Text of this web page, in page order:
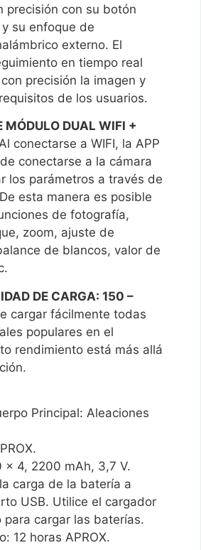
precisión con su botón
su enfoque de
externo. El
en tiempo real
precisión la imagen y
de los usuarios.
MÓDULO DUAL WIFI +
conectarse a WIFI, la APP
conectarse a la cámara
los parámetros a través de
esta manera es posible
de fotografía,
zoom, ajuste de
de blancos, valor de
DE CARGA: 150 –
cargar fácilmente todas
populares en el
rendimiento está más allá
Principal: Aleaciones
x 4, 2200 mAh, 3,7 V.
carga de la batería a
USB. Utilice el cargador
para cargar las baterías.
12 horas APROX.